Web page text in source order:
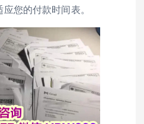
您的付款时间表。